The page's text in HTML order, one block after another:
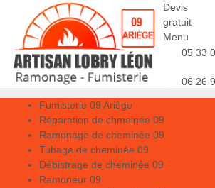
Devis
gratuit
Menu
05 33
06 26
Fumisterie 09 Ariège
Réparation de chmeinée 09
Ramonage de cheminée 09
Tubage de cheminée 09
Débistrage de cheminée 09
Ramoneur 09